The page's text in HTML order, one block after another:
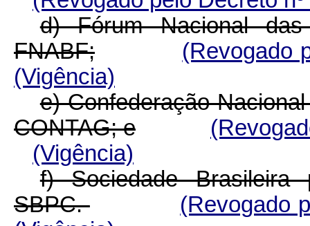
d) Fórum Nacional
FNABF;
(Revogado
(Vigência)
e) Confederação
CONTAG; e
(Vigência)
f) Sociedade
SBPC.
(Revogado